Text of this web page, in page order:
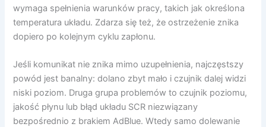
wymaga spełnienia warunków pracy, takich jak określona
temperatura układu. Zdarza się też, że ostrzeżenie znika
dopiero po kolejnym cyklu zapłonu.
Jeśli komunikat nie znika mimo uzupełnienia, najczęstszy
powód jest banalny: dolano zbyt mało i czujnik dalej widzi
niski poziom. Druga grupa problemów to czujnik poziomu,
jakość płynu lub błąd układu SCR niezwiązany
bezpośrednio z brakiem AdBlue. Wtedy samo dolewanie